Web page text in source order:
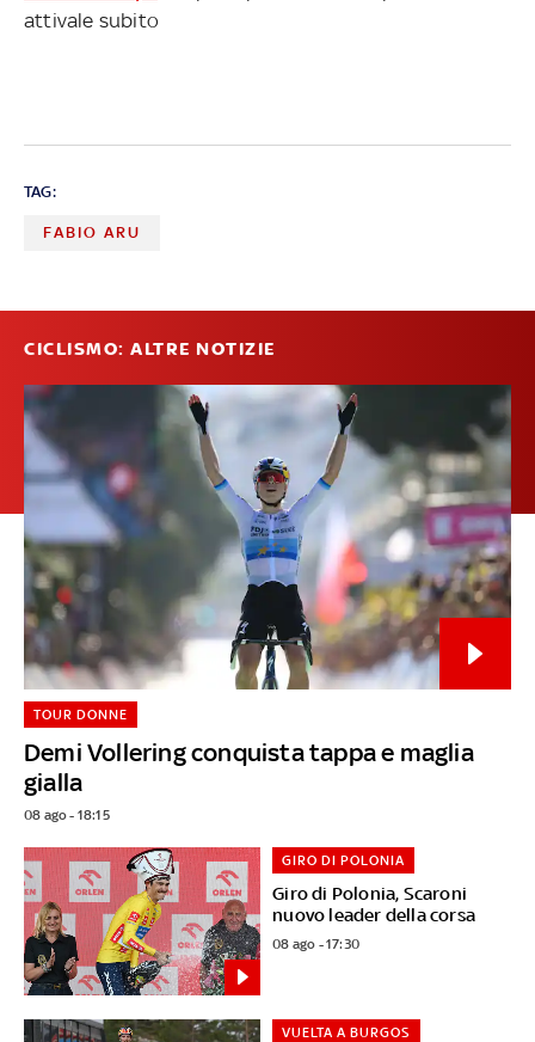
attivale subito
TAG:
FABIO ARU
CICLISMO: ALTRE NOTIZIE
Demi Vollering conquista tappa e maglia
gialla
TOUR DONNE
08 ago - 18:15
Giro di Polonia, Scaroni
nuovo leader della corsa
GIRO DI POLONIA
08 ago - 17:30
VUELTA A BURGOS